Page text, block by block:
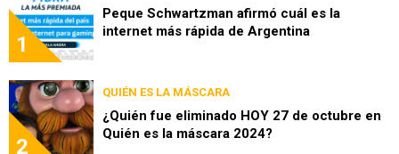
1
Peque Schwartzman afirmó cuál es la
internet más rápida de Argentina
2
QUIÉN ES LA MÁSCARA
¿Quién fue eliminado HOY 27 de octubre en
Quién es la máscara 2024?